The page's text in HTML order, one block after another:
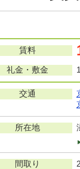
賃料
礼金・敷金
交通
所在地
間取り